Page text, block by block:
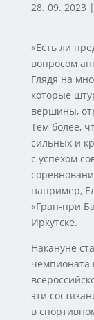
28. 09. 2023 |
«Есть ли
вопросом
Глядя на
которые
вершины,
Тем более,
сильных и
с успехом
например,
«Гран-при
Иркутске.
Накануне
чемпионата
эти
в